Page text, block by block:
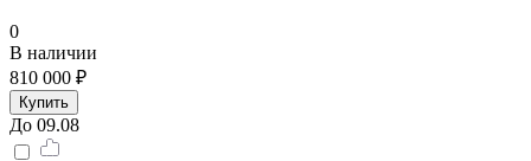
0
В наличии
810 000 ₽
Купить
До 09.08